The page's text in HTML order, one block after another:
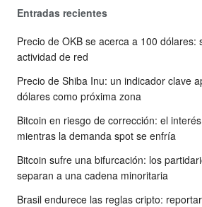
Entradas recientes
Precio de OKB se acerca a 100 dólares:
actividad de red
Precio de Shiba Inu: un indicador clave
dólares como próxima zona
Bitcoin en riesgo de corrección: el
mientras la demanda spot se enfría
Bitcoin sufre una bifurcación: los
separan a una cadena minoritaria
Brasil endurece las reglas cripto: